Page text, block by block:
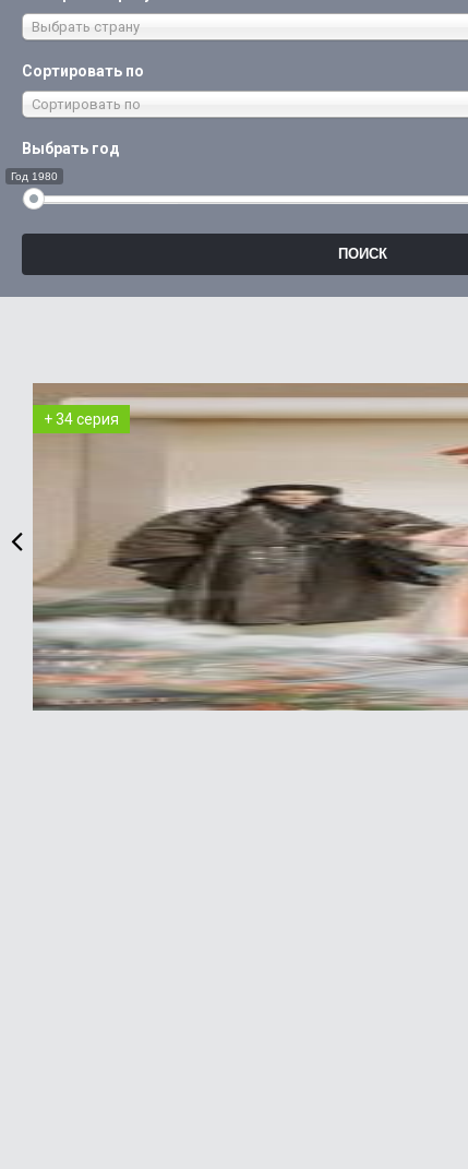
Выбрать страну
Сортировать по
Сортировать по
Выбрать год
Год 1980
+ 34 серия